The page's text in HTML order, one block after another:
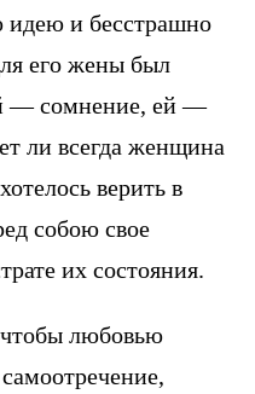
идею и бесстрашно
его жены был
— сомнение, ей —
ли всегда женщина
верить в
собою свое
их состояния.
любовью